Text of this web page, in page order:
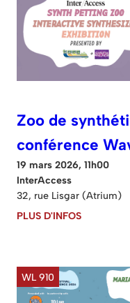
Zoo de
conférence
19 mars 2026, 11h00
InterAccess
32, rue Lisgar (Atrium)
PLUS D'INFOS
WL 910